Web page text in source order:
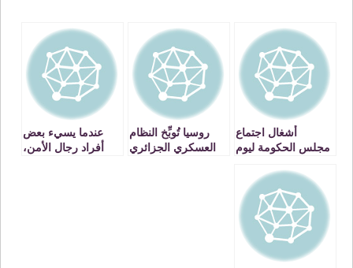
أشغال اجتماع
مجلس الحكومة ليوم
2025 مجلس
الحكومة يصادق على
مشروع مرسوم
حول تطبيق المادة 32
من القانون المحدث
للهيئة العليا للصحة:
روسيا تُوبِّخ النظام
العسكري الجزائري
عندما يسيء بعض
أفراد رجال الأمن،